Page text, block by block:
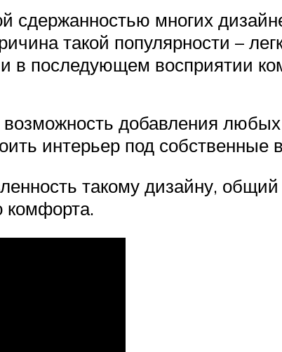
сдержанностью многих
такой популярности –
и в последующем восприятии
добавления любых
интерьер под собственные
такому дизайну,
комфорта.